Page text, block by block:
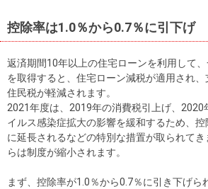
レーショ
ン
住まいと
暮らしの
税金の本
（電子ブ
ック）
購入ガイ
ド
暮らしの
税金の本
（電子ブ
ック）
ド
控除率は1.0％から0.7％に引下げ
返済期間10年以上の住宅ローンを利用して
を取得すると、住宅ローン減税が適用され
住民税が軽減されます。
2021年度は、2019年の消費税引上げ、2020
イルス感染症拡大の影響を緩和するため、
に延長されるなどの特別な措置が取られて
らは制度が縮小されます。
まず、控除率が1.0％から0.7％に引き下げら